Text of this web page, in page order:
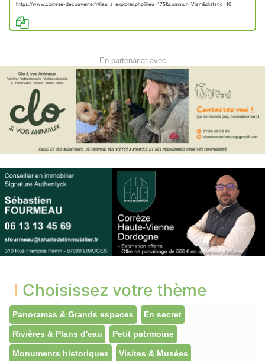
https://www.correze-decouverte.fr/lieu_a_explorer.php?lieu=175&commun=Viam&distanc=10
En partenariat avec
Choisissez votre thème
Panoramas & Grands espaces En secret
Rivières & Plans d'eau Petit patrmoine
Monuments historiques Visites & Musées